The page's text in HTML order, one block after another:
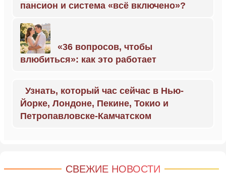
пансион и система «всё включено»?
«36 вопросов, чтобы
влюбиться»: как это работает
Узнать, который час сейчас в Нью-
Йорке, Лондоне, Пекине, Токио и
Петропавловске-Камчатском
СВЕЖИЕ НОВОСТИ